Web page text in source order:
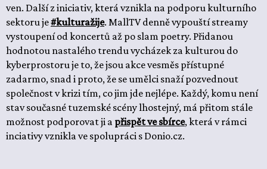
ven. Další z iniciativ, která vznikla na podporu kulturního
sektoru je#kulturažije. MallTV denně vypouští streamy
vystoupení od koncertů až po slam poetry. Přidanou
hodnotou nastalého trendu vycházek za kulturou do
kyberprostoru je to, že jsou akce vesměs přístupné
zadarmo, snad i proto, že se umělci snaží pozvednout
společnost v krizi tím, co jim jde nejlépe. Každý, komu není
stav současné tuzemské scény lhostejný, má přitom stále
možnost podporovat ji a přispět ve sbírce, která v rámci
inciativy vznikla ve spolupráci s Donio.cz.